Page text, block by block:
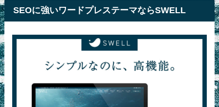
SEOに強いワードプレステーマならSWELL